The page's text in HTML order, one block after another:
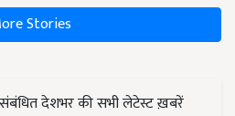
Stories
देशभर की सभी लेटेस्ट ख़बरें